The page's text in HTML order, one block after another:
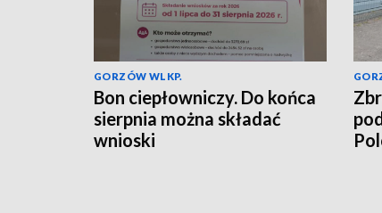
GORZÓW WLKP.
Bon ciepłowniczy. Do końca
sierpnia można składać
wnioski